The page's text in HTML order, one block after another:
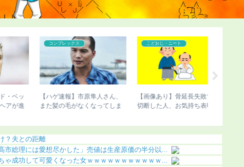
こどおじ・ニート
【チビ速報】骨延長手術のこ
びさん、新たな真実が発覚
【ハゲ速報】人気声優の杉田
智和さん、とんでもない髪型
？夫との距離
市総理には愛想尽かした」売値は生産原価の半分以...
ゃ成功して可愛くなった女ｗｗｗｗｗｗｗｗｗｗｗ...